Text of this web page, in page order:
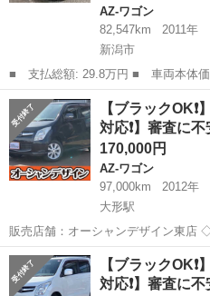
AZ-ワゴン
82,547km
2011年
新潟市
■ 支払総額: 29.8万円 ■ 車両本体価格： 290,000 円 ■ メーカー
名： マツダ ■ 車種名： ＡＺワ
シャル ■ 排気量： 660cc ■ ドア
新潟 新潟市 AZ-ワゴン
【ブラックOK❗️
対応❗️】審査に
170,000円
AZ-ワゴン
97,000km
2012年
大形駅
販売店舗：オーシャンデザイン東店 ◇ ◇ ◇ 仕様・装備 ◇ ◇ ◇ ■メ
ーカー：マツダ ■ 車種名：AZ-ワゴ
し ■ 年式(年): 2012年 ■ 走行距...
新潟 新潟市 大形駅 AZ-
【ブラックOK❗️
対応❗️】審査に